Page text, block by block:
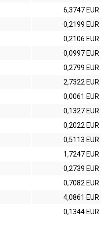
6,3747 EUR
0,2199 EUR
0,2106 EUR
0,0997 EUR
0,2799 EUR
2,7322 EUR
0,0061 EUR
0,1327 EUR
0,2022 EUR
0,5113 EUR
1,7247 EUR
0,2739 EUR
0,7082 EUR
4,0861 EUR
0,1344 EUR